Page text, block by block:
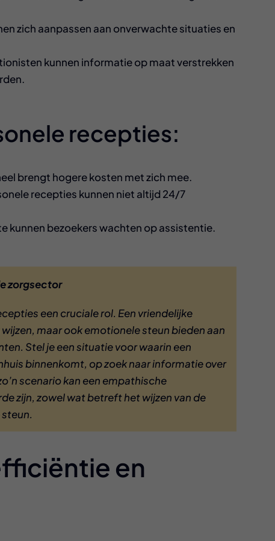
zich aanpassen aan onverwachte situaties en
kunnen informatie op maat verstrekken
recepties:
brengt hogere kosten met zich mee.
recepties kunnen niet altijd 24/7
kunnen bezoekers wachten op assistentie.
zorgsector
een cruciale rol. Een vriendelijke
maar ook emotionele steun bieden aan
Stel je een situatie voor waarin een
binnenkomt, op zoek naar informatie over
scenario kan een empathische
zijn, zowel wat betreft het wijzen van de
en